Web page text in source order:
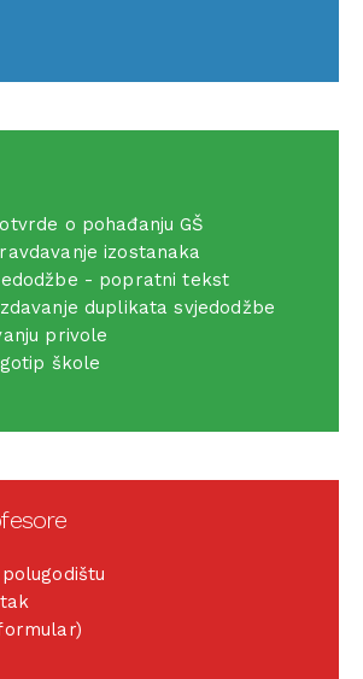
o pohađanju GŠ
izostanaka
- popratni tekst
duplikata svjedodžbe
privole
škole